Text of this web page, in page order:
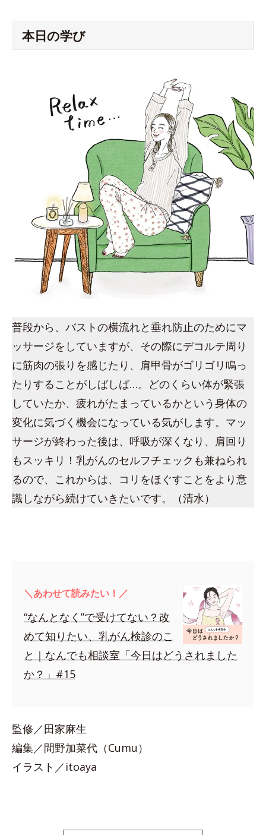
本日の学び
普段から、バストの横流れと垂れ防止のためにマ
ッサージをしていますが、その際にデコルテ周り
に筋肉の張りを感じたり、肩甲骨がゴリゴリ鳴っ
たりすることがしばしば…。どのくらい体が緊張
していたか、疲れがたまっているかという身体の
変化に気づく機会になっている気がします。マッ
サージが終わった後は、呼吸が深くなり、肩回り
もスッキリ！乳がんのセルフチェックも兼ねられ
るので、これからは、コリをほぐすことをより意
識しながら続けていきたいです。（清水）
＼あわせて読みたい！／
“なんとなく”で受けてない？改
めて知りたい、乳がん検診のこ
と｜なんでも相談室「今日はどうされました
か？」#15
監修／田家麻生
編集／間野加菜代（Cumu）
イラスト／itoaya